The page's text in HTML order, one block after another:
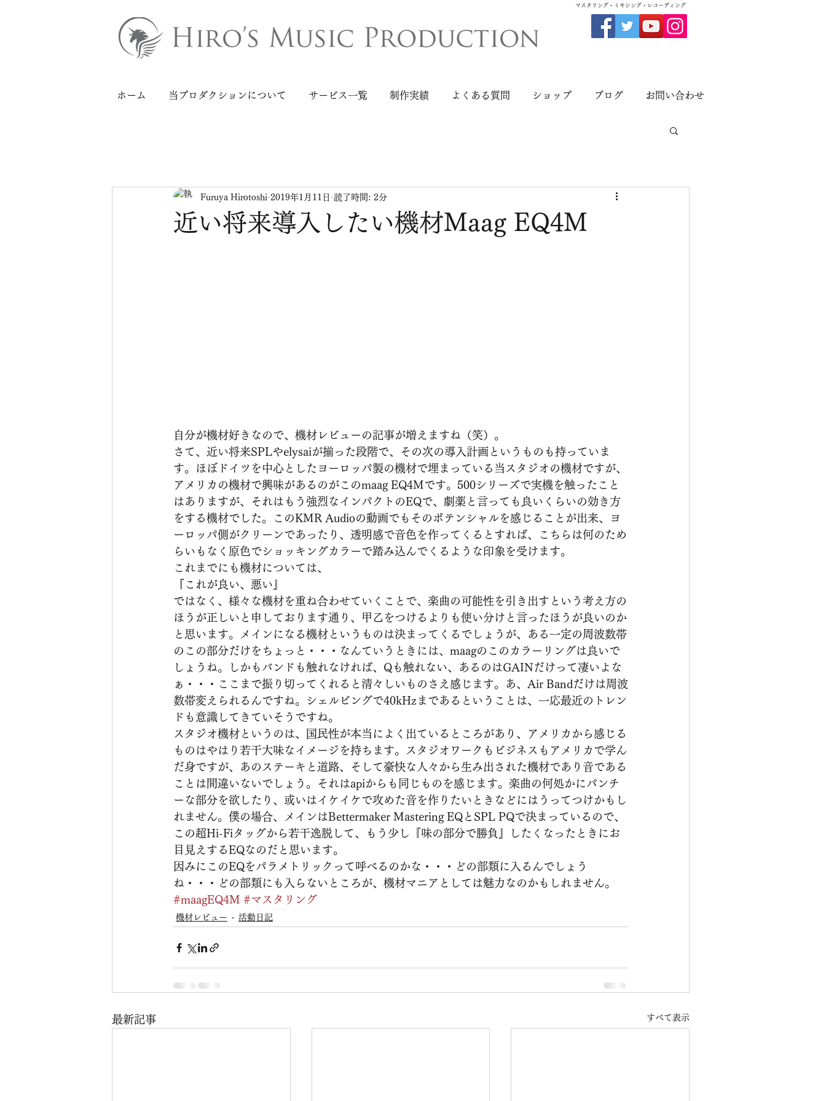
​マスタリング・ミキシング・レコーディング
ホーム 当プロダクションについて サービス一覧 制作実績 よくある質問 ショップ ブログ お問い合わせ
近い将来導入したい機材Maag EQ4M
Furuya Hirotoshi 2019年1月11日 読了時間: 2分
自分が機材好きなので、機材レビューの記事が増えますね（笑）。
さて、近い将来SPLやelysaiが揃った段階で、その次の導入計画というものも持っていま
す。ほぼドイツを中心としたヨーロッパ製の機材で埋まっている当スタジオの機材ですが、
アメリカの機材で興味があるのがこのmaag EQ4Mです。500シリーズで実機を触ったこと
はありますが、それはもう強烈なインパクトのEQで、劇薬と言っても良いくらいの効き方
をする機材でした。このKMR Audioの動画でもそのポテンシャルを感じることが出来、ヨ
ーロッパ側がクリーンであったり、透明感で音色を作ってくるとすれば、こちらは何のため
らいもなく原色でショッキングカラーで踏み込んでくるような印象を受けます。
これまでにも機材については、
『これが良い、悪い』
ではなく、様々な機材を重ね合わせていくことで、楽曲の可能性を引き出すという考え方の
ほうが正しいと申しております通り、甲乙をつけるよりも使い分けと言ったほうが良いのか
と思います。メインになる機材というものは決まってくるでしょうが、ある一定の周波数帯
のこの部分だけをちょっと・・・なんていうときには、maagのこのカラーリングは良いで
しょうね。しかもバンドも触れなければ、Qも触れない、あるのはGAINだけって凄いよな
ぁ・・・ここまで振り切ってくれると清々しいものさえ感じます。あ、Air Bandだけは周波
数帯変えられるんですね。シェルビングで40kHzまであるということは、一応最近のトレン
ドも意識してきていそうですね。
スタジオ機材というのは、国民性が本当によく出ているところがあり、アメリカから感じる
ものはやはり若干大味なイメージを持ちます。スタジオワークもビジネスもアメリカで学ん
だ身ですが、あのステーキと道路、そして豪快な人々から生み出された機材であり音である
ことは間違いないでしょう。それはapiからも同じものを感じます。楽曲の何処かにパンチ
ーな部分を欲したり、或いはイケイケで攻めた音を作りたいときなどにはうってつけかもし
れません。僕の場合、メインはBettermaker Mastering EQとSPL PQで決まっているので、
この超Hi-Fiタッグから若干逸脱して、もう少し『味の部分で勝負』したくなったときにお
目見えするEQなのだと思います。
因みにこのEQをパラメトリックって呼べるのかな・・・どの部類に入るんでしょう
ね・・・どの部類にも入らないところが、機材マニアとしては魅力なのかもしれません。
#maagEQ4M #マスタリング
機材レビュー 活動日記
最新記事 すべて表示